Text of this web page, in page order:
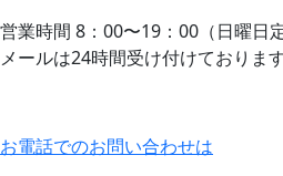
営業時間 8：00〜19：00（日曜日定
メールは24時間受け付けております
お電話でのお問い合わせは